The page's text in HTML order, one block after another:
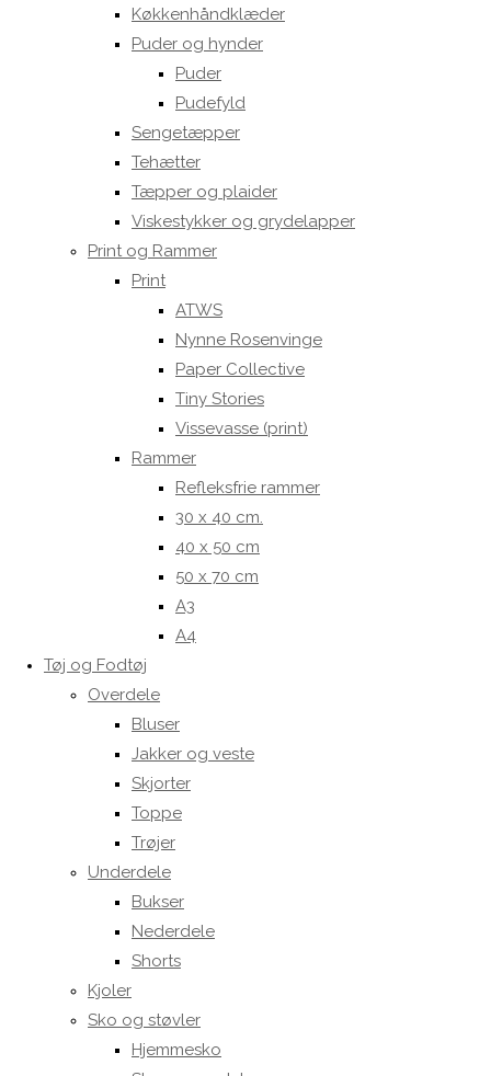
Køkkenhåndklæder
Puder og hynder
Puder
Pudefyld
Sengetæpper
Tehætter
Tæpper og plaider
Viskestykker og grydelapper
Print og Rammer
Print
ATWS
Nynne Rosenvinge
Paper Collective
Tiny Stories
Vissevasse (print)
Rammer
Refleksfrie rammer
30 x 40 cm.
40 x 50 cm
50 x 70 cm
A3
A4
Tøj og Fodtøj
Overdele
Bluser
Jakker og veste
Skjorter
Toppe
Trøjer
Underdele
Bukser
Nederdele
Shorts
Kjoler
Sko og støvler
Hjemmesko